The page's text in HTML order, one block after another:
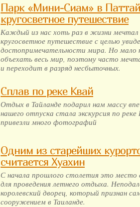
Парк «Мини-Сиам» в
кругосветное путешествие
Каждый из нас хоть раз в жизни
кругосветное путешествие с целью
достопримечательности мира. Но
объехать весь мир, поэтому часто
и переходит в разряд несбыточных.
Сплав по реке Квай
Отдых в Тайланде подарил нам массу
нашего отпуска стала экскурсия по
привезли много фотографий
Одним из старейших
считается Хуахин
С начала прошлого столетия это место
для проведения летнего отдыха.
королевский дворец, который признан
сооружением в Таиланде.